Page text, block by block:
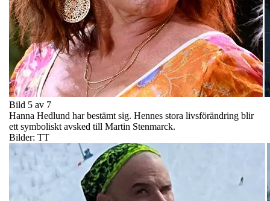
Bild 5 av 7
Hanna Hedlund har bestämt sig. Hennes stora livsförändring blir
ett symboliskt avsked till Martin Stenmarck.
Bilder: TT